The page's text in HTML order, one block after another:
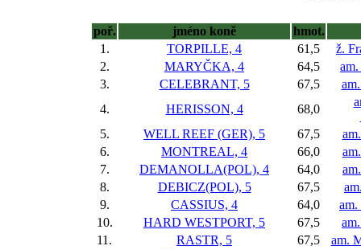
poř. jméno koně
hmot.
1.
TORPILLE, 4 61,5
ž.
2.
MARYČKA, 4 64,5
3.
CELEBRANT, 5 67,5
4.
HERISSON, 4 68,0
5.
WELL REEF (GER), 5 67,5
6.
MONTREAL, 4 66,0
7.
DEMANOLLA(POL), 4 64,0
8.
DEBICZ(POL), 5 67,5
9.
CASSIUS, 4 64,0
10.
HARD WESTPORT, 5 67,5
11.
RASTR, 5 67,5
am.